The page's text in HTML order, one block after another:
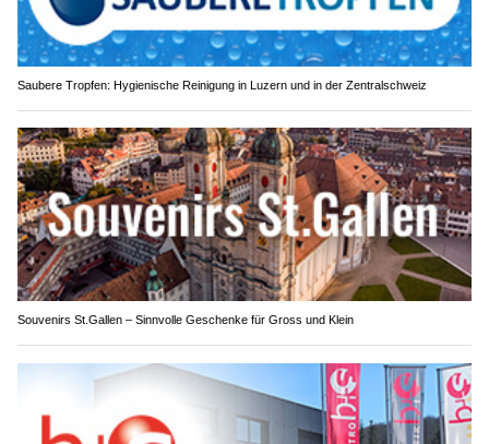
Saubere Tropfen: Hygienische Reinigung in Luzern und in der Zentralschweiz
Souvenirs St.Gallen – Sinnvolle Geschenke für Gross und Klein